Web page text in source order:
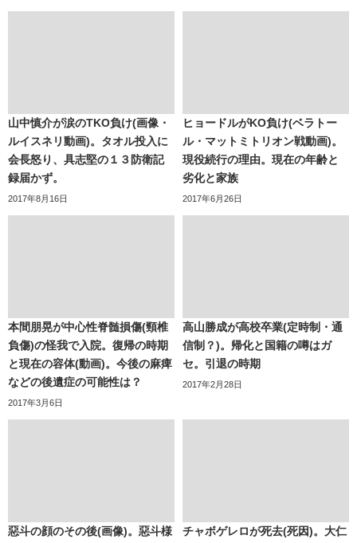
山中慎介が涙のTKO負け(画像・
ルイスネリ動画)。タオル投入に
会長怒り、具志堅の１３防衛記
録届かず。
2017年8月16日
ヒョードルがKO負け(ベラトー
ル・マットミトリオン戦動画)。
現役続行の理由。現在の年齢と
劣化と家族
2017年6月26日
本間朋晃が中心性脊髄損傷(頸椎
負傷)の怪我で入院。復帰の時期
と現在の容体(動画)。今後の麻痺
などの後遺症の可能性は？
2017年3月6日
高山勝成が高校卒業(定時制・通
信制？)。帰化と国籍の噂はガ
セ。引退の時期
2017年2月28日
惡斗の顔のその後(画像)。惡斗様
チャボゲレロが死去(死因)。大仁